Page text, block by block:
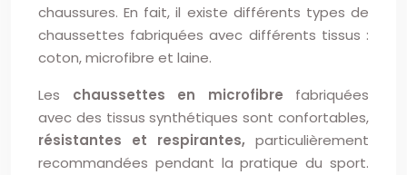
chaussures. En fait, il existe différents types de
chaussettes fabriquées avec différents tissus :
coton, microfibre et laine.
Les chaussettes en microfibre fabriquées
avec des tissus synthétiques sont confortables,
résistantes et respirantes, particulièrement
recommandées pendant la pratique du sport.